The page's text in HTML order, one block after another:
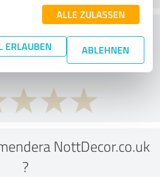
ALLE ZULASSEN
ERLAUBEN ABLEHNEN
förhållandet mellan pris
NottDecor.co.uk
?